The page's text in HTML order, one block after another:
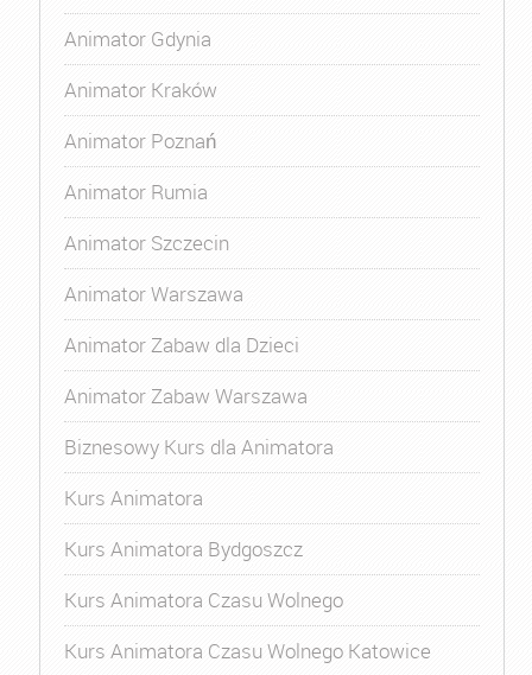
Animator Gdynia
Animator Kraków
Animator Poznań
Animator Rumia
Animator Szczecin
Animator Warszawa
Animator Zabaw dla Dzieci
Animator Zabaw Warszawa
Biznesowy Kurs dla Animatora
Kurs Animatora
Kurs Animatora Bydgoszcz
Kurs Animatora Czasu Wolnego
Kurs Animatora Czasu Wolnego Katowice